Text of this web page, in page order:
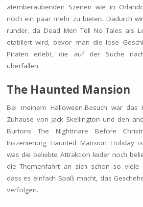
atemberaubenden Szenen wie in
noch ein paar mehr zu bieten. Dadurch
runder, da Dead Men Tell No Tales als
etabliert wird, bevor man die lose
Piraten erlebt, die auf der Suche
überfallen.
The Haunted Mansion
Bei meinem Halloween-Besuch war das
Zuhause von Jack Skellington und den
Burtons The Nightmare Before
Inszenierung Haunted Mansion Holiday
was die beliebte Attraktion leider noch
die Themenfahrt an sich schon so viele
dass es einfach Spaß macht, das
verfolgen.